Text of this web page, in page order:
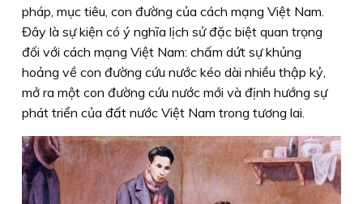
pháp, mục tiêu, con đường của cách mạng Việt Nam.
Đây là sự kiện có ý nghĩa lịch sử đặc biệt quan trọng
đối với cách mạng Việt Nam: chấm dứt sự khủng
hoảng về con đường cứu nước kéo dài nhiều thập kỷ,
mở ra một con đường cứu nước mới và định hướng sự
phát triển của đất nước Việt Nam trong tương lai.